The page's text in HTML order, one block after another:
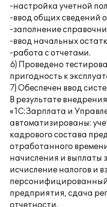
-настройка учетной
-ввод общих сведений
-заполнение
-ввод начальных
-работа с отчетами.
6) Проведено
пригодность к
7) Обеспечен ввод
В результате
«1С:Зарплата и
автоматизированы:
кадрового состава
отработанного
начисления и выплаты
исчисление налогов и
предприятия, сдача
отчетности.